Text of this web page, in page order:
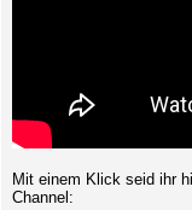
Mit einem Klick seid ihr
Channel: